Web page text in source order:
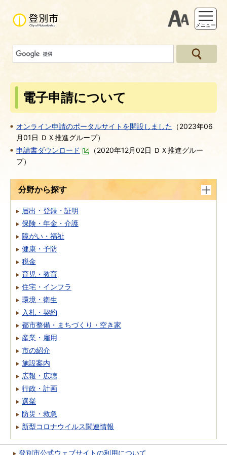
支援ツー
メニュー
電子申請について
オンライン申請のポータルサイトを開設しました （2023年06
月01日 ＤＸ推進グループ）
申請書ダウンロード
（2020年12月02日 ＤＸ推進グルー
プ）
分野から探す
届出・登録・証明
保険・年金・介護
障がい・福祉
健康・予防
税金
育児・教育
住宅・インフラ
環境・衛生
入札・契約
都市整備・まちづくり・空き家
産業・雇用
市の紹介
施設案内
広報・広聴
行政・計画
選挙
防災・救急
新型コロナウイルス関連情報
登別市公式ウェブサイトの利用について